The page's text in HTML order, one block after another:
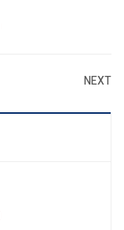
NEXT